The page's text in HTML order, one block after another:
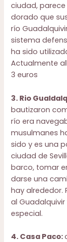
ciudad,
dorado que
río
sistema
ha sido
Actualmente
3 euros
3. Rio
bautizaron
río era
musulmanes
sido y es una
ciudad de
barco, tomar
darse una
hay alrededor.
al
especial.
4. Casa Paco: